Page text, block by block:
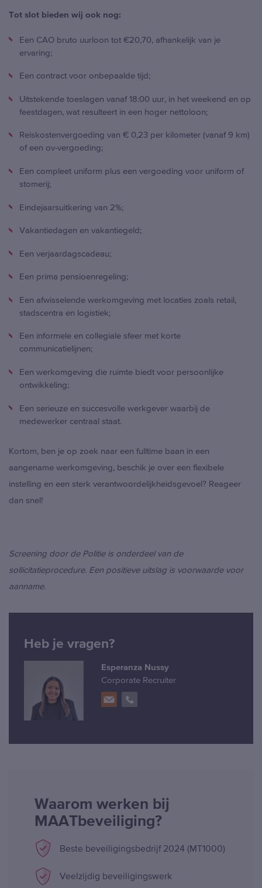
Tot slot bieden wij ook nog:
Een CAO bruto uurloon tot €20,70, afhankelijk van je
ervaring;
Een contract voor onbepaalde tijd;
Uitstekende toeslagen vanaf 18:00 uur, in het weekend en op
feestdagen, wat resulteert in een hoger nettoloon;
Reiskostenvergoeding van € 0,23 per kilometer (vanaf 9 km)
of een ov-vergoeding;
Een compleet uniform plus een vergoeding voor uniform of
stomerij;
Eindejaarsuitkering van 2%;
Vakantiedagen en vakantiegeld;
Een verjaardagscadeau;
Een prima pensioenregeling;
Een afwisselende werkomgeving met locaties zoals retail,
stadscentra en logistiek;
Een informele en collegiale sfeer met korte
communicatielijnen;
Een werkomgeving die ruimte biedt voor persoonlijke
ontwikkeling;
Een serieuze en succesvolle werkgever waarbij de
medewerker centraal staat.
Kortom, ben je op zoek naar een fulltime baan in een
aangename werkomgeving, beschik je over een flexibele
instelling en een sterk verantwoordelijkheidsgevoel? Reageer
dan snel!
Screening door de Politie is onderdeel van de
sollicitatieprocedure. Een positieve uitslag is voorwaarde voor
aanname.
Heb je vragen?
Esperanza Nussy
Corporate Recruiter
Waarom werken bij
MAATbeveiliging?
Beste beveiligingsbedrijf 2024 (MT1000)
Veelzijdig beveiligingswerk